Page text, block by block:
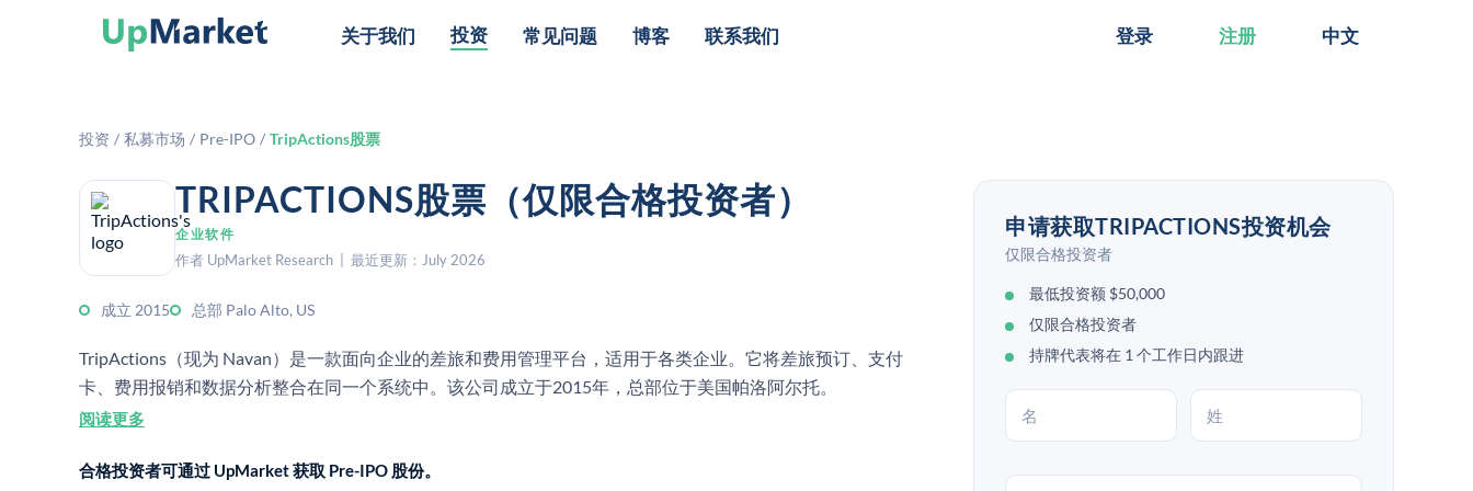
关于我们 投资 常见问题 博客 联系我们 登录 注册 中文
投资 / 私募市场 / Pre-IPO / TripActions股票
TRIPACTIONS股票（仅限合格投资者）
企业软件
作者 UpMarket Research | 最近更新：July 2026
成立 2015 总部 Palo Alto, US
TripActions（现为 Navan）是一款面向企业的差旅和费用管理平台，适用于各类企业。它将差旅预订、支付
卡、费用报销和数据分析整合在同一个系统中。该公司成立于2015年，总部位于美国帕洛阿尔托。
阅读更多
合格投资者可通过 UpMarket 获取 Pre-IPO 股份。
申请获取TRIPACTIONS投资机会
仅限合格投资者
最低投资额 $50,000
仅限合格投资者
持牌代表将在 1 个工作日内跟进